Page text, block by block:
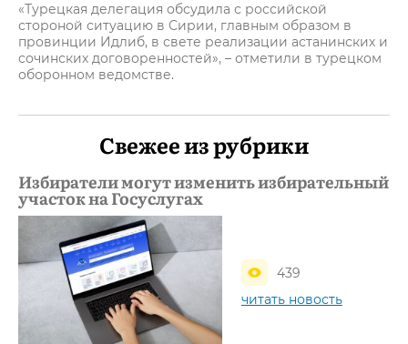
«Турецкая делегация обсудила с российской
стороной ситуацию в Сирии, главным образом в
провинции Идлиб, в свете реализации астанинских и
сочинских договоренностей», – отметили в турецком
оборонном ведомстве.
Свежее из рубрики
Избиратели могут изменить избирательный
участок на Госуслугах
439
читать новость